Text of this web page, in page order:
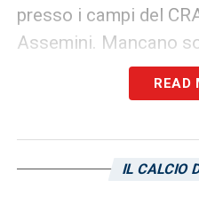
presso i campi del
Assemini. Mancano
dello stadio Carlo
per la 28a giornata
con la squadra
READ
IL CALCIO